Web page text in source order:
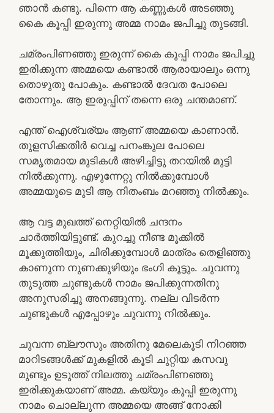
ഞാൻ കണ്ടു. പിന്നെ ആ കണ്ണുകൾ അടഞ്ഞു
കൈ കൂപ്പി ഇരുന്നു അമ്മ നാമം ജപിച്ചു തുടങ്ങി.
ചമ്രംപിണഞ്ഞു ഇരുന്ന് കൈ കൂപ്പി നാമം ജപിച്ചു
ഇരിക്കുന്ന അമ്മയെ കണ്ടാൽ ആരായാലും ഒന്നു
തൊഴുതു പോകും. കണ്ടാൽ ദേവത പോലെ
തോന്നും. ആ ഇരുപ്പിന് തന്നെ ഒരു ചന്തമാണ്.
എന്ത് ഐശ്വര്യം ആണ് അമ്മയെ കാണാൻ.
തുളസിക്കതിർ വെച്ച പനംങ്കുല പോലെ
സമൃതമായ മുടികൾ അഴിച്ചിട്ടു തറയിൽ മുട്ടി
നിൽക്കുന്നു. എഴുന്നേറ്റു നിൽക്കുമ്പോൾ
അമ്മയുടെ മുടി ആ നിതംബം മറഞ്ഞു നിൽക്കും.
ആ വട്ട മുഖത്ത് നെറ്റിയിൽ ചന്ദനം
ചാർത്തിയിട്ടുണ്ട്. കുറച്ചു നീണ്ട മൂക്കിൽ
മൂക്കുത്തിയും, ചിരിക്കുമ്പോൾ മാത്രം തെളിഞ്ഞു
കാണുന്ന നുണക്കുഴിയും ഭംഗി കൂട്ടും. ചുവന്നു
തുടുത്ത ചുണ്ടുകൾ നാമം ജപിക്കുന്നതിനു
അനുസരിച്ചു അനങ്ങുന്നു. നല്ല വിടർന്ന
ചുണ്ടുകൾ എപ്പോഴും ചുവന്നു നിൽക്കും.
ചുവന്ന ബ്ലൗസും അതിനു മേലെകൂടി നിറഞ്ഞ
മാറിടങ്ങൾക്ക് മുകളിൽ കൂടി ചുറ്റിയ കസവു
മുണ്ടും ഉടുത്ത് നിലത്തു ചമ്രംപിണഞ്ഞു
ഇരിക്കുകയാണ് അമ്മ. കയ്യും കൂപ്പി ഇരുന്നു
നാമം ചൊല്ലുന്ന അമ്മയെ അങ്ങ് നോക്കി